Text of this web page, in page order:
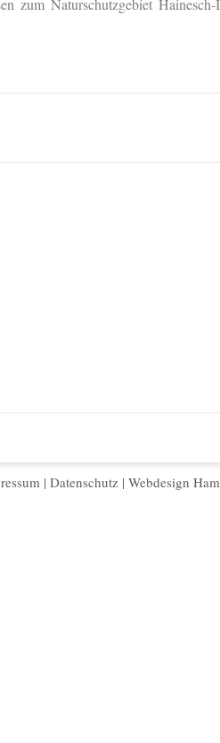
zum Naturschutzgebiet
| Datenschutz | Webdesign